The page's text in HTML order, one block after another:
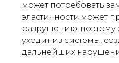
может потребовать
эластичности может
разрушению,
уходит из системы,
дальнейших